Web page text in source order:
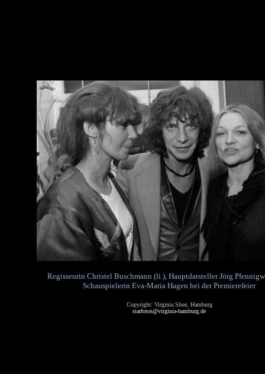
Regisseurin Christel Buschmann (li.), Hauptdarsteller Jörg
Schauspielerin Eva-Maria Hagen bei der Premierefeier
Copyright: Virginia Shue, Hamburg
starfotos@virginia-hamburg.de